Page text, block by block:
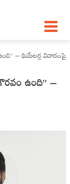
– థియేటర్ల వివాదంపై
ఉంది” –